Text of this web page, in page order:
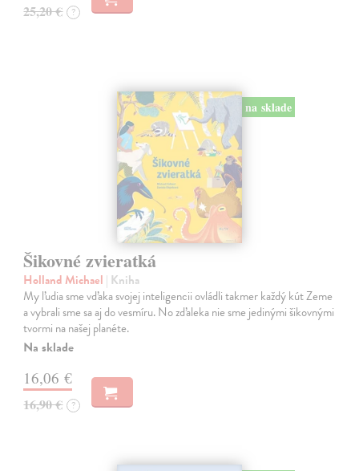
25,20 € ?
na sklade
Šikovné zvieratká
Holland Michael | Kniha
My ľudia sme vďaka svojej inteligencii ovládli takmer každý kút Zeme
a vybrali sme sa aj do vesmíru. No zďaleka nie sme jedinými šikovnými
tvormi na našej planéte.
Na sklade
16,06 €
16,90 € ?